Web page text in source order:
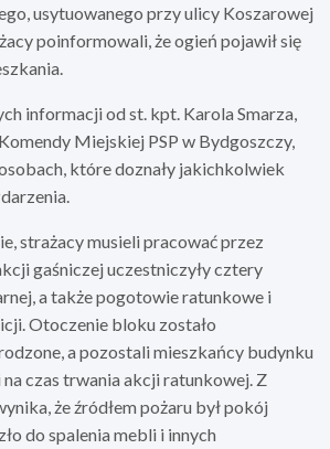
usytuowanego przy ulicy Koszarowej
poinformowali, że ogień pojawił się
informacji od st. kpt. Karola Smarza,
Miejskiej PSP w Bydgoszczy,
które doznały jakichkolwiek
strażacy musieli pracować przez
gaśniczej uczestniczyły cztery
a także pogotowie ratunkowe i
Otoczenie bloku zostało
a pozostali mieszkańcy budynku
czas trwania akcji ratunkowej. Z
że źródłem pożaru był pokój
do spalenia mebli i innych